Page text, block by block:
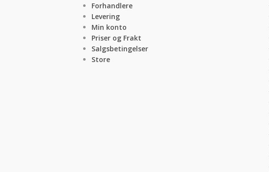
Forhandlere
Levering
Min konto
Priser og Frakt
Salgsbetingelser
Store